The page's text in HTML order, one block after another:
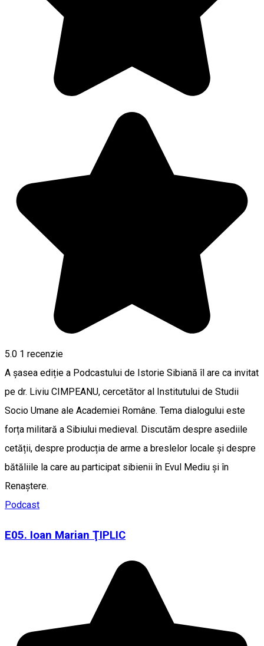
5.0 1 recenzie
A șasea ediție a Podcastului de Istorie Sibiană îl are ca invitat
pe dr. Liviu CIMPEANU, cercetător al Institutului de Studii
Socio Umane ale Academiei Române. Tema dialogului este
forța militară a Sibiului medieval. Discutăm despre asediile
cetății, despre producția de arme a breslelor locale și despre
bătăliile la care au participat sibienii în Evul Mediu și în
Renaștere.
Podcast
E05. Ioan Marian ŢIPLIC